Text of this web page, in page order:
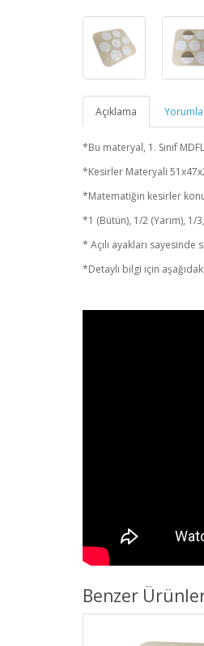
Açıklama
*Bu materyal, 1. Sınıf
*Kesirler Materyali
*Matematiğin kesirler
*1 (Bütün), 1/2 (Yarım), 1/
* Açılı ayakları
*Detaylı bilgi için
Benzer